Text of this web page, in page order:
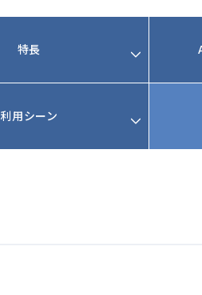
特長
利用シーン